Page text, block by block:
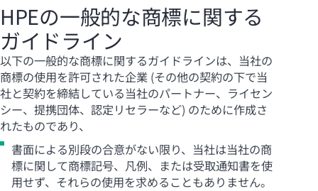
HPEの一般的な商標に関する
ガイドライン
以下の一般的な商標に関するガイドラインは、当社の
商標の使用を許可された企業 (その他の契約の下で当
社と契約を締結している当社のパートナー、ライセン
シー、提携団体、認定リセラーなど) のために作成さ
れたものであり、
書面による別段の合意がない限り、当社は当社の商
標に関して商標記号、凡例、または受取通知書を使
用せず、それらの使用を求めることもありません。